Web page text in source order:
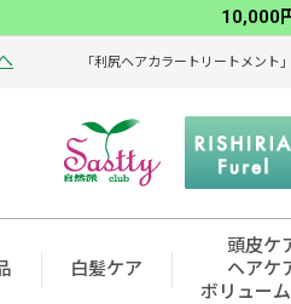
10,000
「利尻ヘアカラートリートメン
白髪ケア
頭皮ケ
ヘアケ
ボリュー